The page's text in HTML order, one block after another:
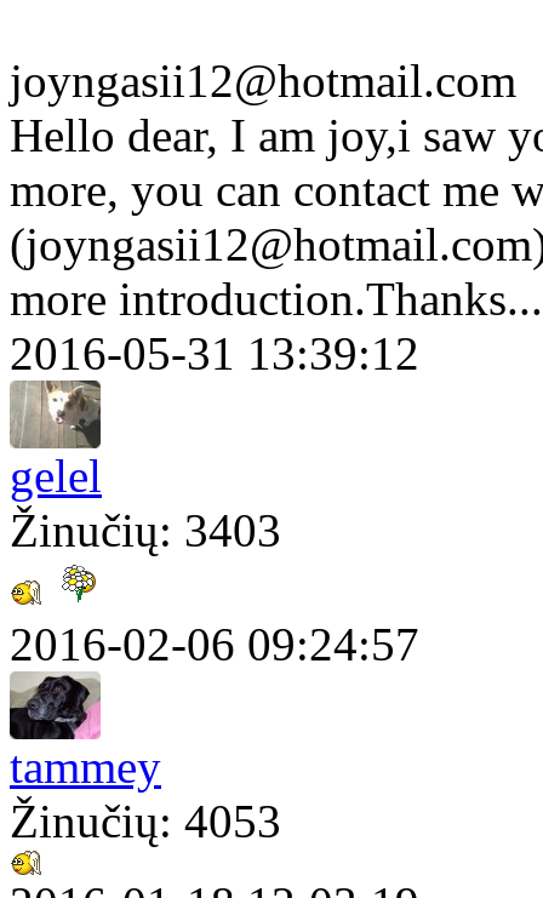
joyngasii12@hotmail.com
Hello dear, I am joy,i saw
more, you can contact me
more introduction.Thanks...
2016-05-31 13:39:12
gelel
Žinučių: 3403
2016-02-06 09:24:57
tammey
Žinučių: 4053